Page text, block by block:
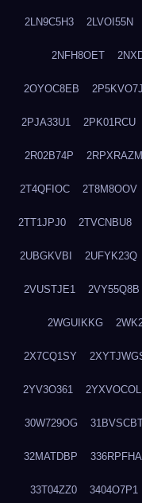
2LN9C5H3 2LVOI55N
2NFH8OET
2OYOC8EB 2P5KVO7J
2PJA33U1 2PK01RCU
2R02B74P 2RPXRAZM
2T4QFIOC 2T8M8OOV
2TT1JPJ0 2TVCNBU8
2UBGKVBI 2UFYK23Q
2VUSTJE1 2VY55Q8B
2WGUIKKG
2X7CQ1SY
2YV3O361 2YXVOCOL
30W729OG
32MATDBP 336RPFHA
33T04ZZ0 3404O7P1